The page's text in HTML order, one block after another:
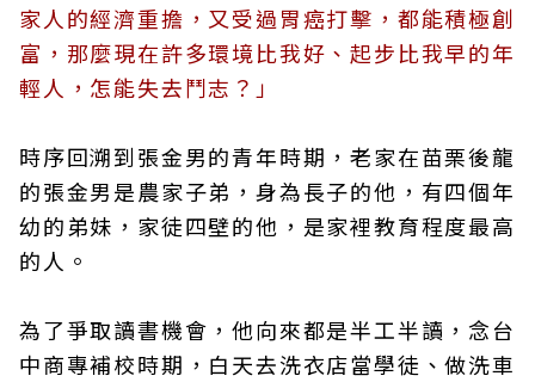
家人的經濟重擔，又受過胃癌打擊，都能積極創
富，那麼現在許多環境比我好、起步比我早的年
輕人，怎能失去鬥志？」
時序回溯到張金男的青年時期，老家在苗栗後龍
的張金男是農家子弟，身為長子的他，有四個年
幼的弟妹，家徒四壁的他，是家裡教育程度最高
的人。
為了爭取讀書機會，他向來都是半工半讀，念台
中商專補校時期，白天去洗衣店當學徒、做洗車